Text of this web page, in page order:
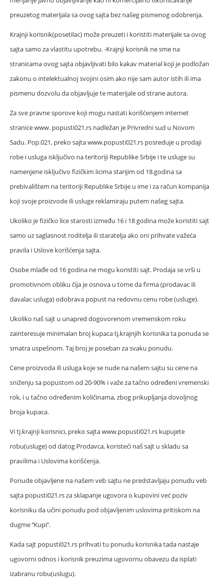
preuzetog materijala sa ovog sajta bez našeg pismenog odobrenja.
Krajnji korisnik(posetilac) može preuzeti i koristiti materijale sa ovog
sajta samo za vlastitu upotrebu. -Krajnji korisnik ne sme na
stranicama ovog sajta objavljivati bilo kakav material koji je podložan
zakonu o intelektualnoj svojini osim ako nije sam autor istih ili ima
pismenu dozvolu da objavljuje te materijale od strane autora.
Za sve pravne sporove koji mogu nastati korišćenjem internet
stranice www. popusti021.rs nadležan je Privredni sud u Novom
Sadu. Pop.021, preko sajta www.popusti021.rs posreduje u prodaji
robe i usluga isključivo na teritoriji Republike Srbije i te usluge su
namenjene isključivo fizičkim licima starijim od 18.godina sa
prebivalištem na teritoriji Republike Srbije u ime i za račun kompanija
koji svoje proizvode ili usluge reklamiraju putem našeg sajta.
Ukoliko je fizičko lice starosti između 16 i 18 godina može koristiti sajt
samo uz saglasnost roditelja ili staratelja ako oni prihvate važeća
pravila i Uslove korišćenja sajta.
Osobe mlađe od 16 godina ne mogu koristiti sajt. Prodaja se vrši u
promotivnom obliku čija je osnova u tome da firma (prodavac ili
davalac usluga) odobrava popust na redovnu cenu robe (usluge).
Ukoliko naš sajt u unapred dogovorenom vremenskom roku
zainteresuje minimalan broj kupaca tj.krajnjih korisnika ta ponuda se
smatra uspešnom. Taj broj je poseban za svaku ponudu.
Cene proizvoda ili usluga koje se nude na našem sajtu su cene na
sniženju sa popustom od 20-90% i važe za tačno određeni vremenski
rok, i u tačno određenim količinama, zbog prikupljanja dovoljnog
broja kupaca.
Vi tj.krajnji korisnici, preko sajta www.popusti021.rs kupujete
robu(usluge) od datog Prodavca, koristeći naš sajt u skladu sa
pravilima i Uslovima korišćenja.
Ponude objavljene na našem veb sajtu ne predstavljaju ponudu veb
sajta popusti021.rs za sklapanje ugovora o kupovini već poziv
korisniku da učini ponudu pod objavljenim uslovima pritiskom na
dugme ‘’Kupi’’.
Kada sajt popusti021.rs prihvati tu ponudu korisnika tada nastaje
ugovorni odnos i korisnik preuzima ugovornu obavezu da isplati
izabranu robu(uslugu).